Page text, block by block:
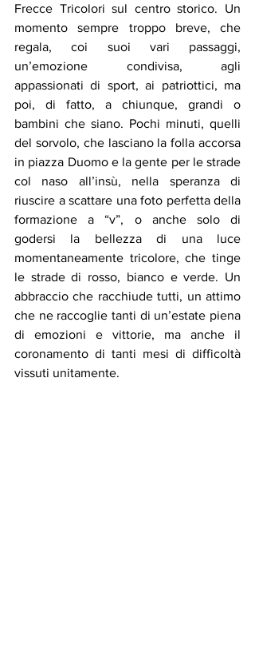
Frecce Tricolori sul centro storico. Un
momento sempre troppo breve, che
regala, coi suoi vari passaggi,
un’emozione condivisa, agli
appassionati di sport, ai patriottici, ma
poi, di fatto, a chiunque, grandi o
bambini che siano. Pochi minuti, quelli
del sorvolo, che lasciano la folla accorsa
in piazza Duomo e la gente per le strade
col naso all’insù, nella speranza di
riuscire a scattare una foto perfetta della
formazione a “v”, o anche solo di
godersi la bellezza di una luce
momentaneamente tricolore, che tinge
le strade di rosso, bianco e verde. Un
abbraccio che racchiude tutti, un attimo
che ne raccoglie tanti di un’estate piena
di emozioni e vittorie, ma anche il
coronamento di tanti mesi di difficoltà
vissuti unitamente.